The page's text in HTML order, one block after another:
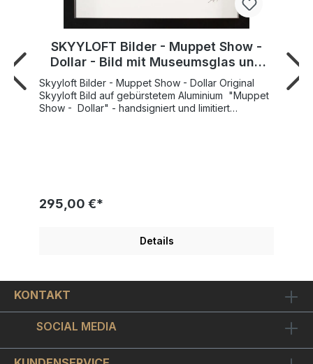
SKYYLOFT Bilder - Muppet Show -
Dollar - Bild mit Museumsglas und
Bilderrahmen
Skyyloft Bilder - Muppet Show - Dollar Original
Skyyloft Bild auf gebürstetem Aluminium "Muppet
Show - Dollar" - handsigniert und limitiert
Bilderrahmen inkl. hochwertigem Museumsglas
Liebhaber der "Muppet Show"! "Rock'N'Roll"
steht es in strahlender Leuchtschrift neben dem
Schlagzeug zappelig umher schwingt!Der
"Muppet Show - Dollar" ist auf chromglänzendes
Aludibond gedruckt. Optisch ergibt sich ein sehr
schöner Kontrast zwischen chromglänzenden
unbedruckten Bildstellen und dem ansonsten
metallisch matt seidenglänzenden Bildmotiv.Der
mattschwarze Objekt-Bilderrahmen nimmt das Bild
295,00 €*
Details
KONTAKT
SOCIAL MEDIA